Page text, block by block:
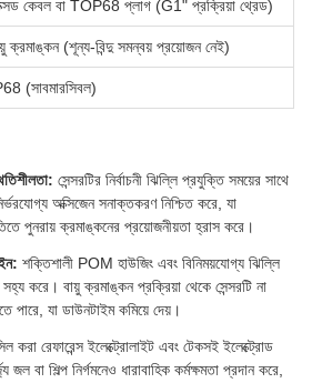
কেবল বা TOP68 প্লাগ (G1" প্রক্রিয়া থ্রেড)
ক্রমাঙ্কন (শূন্য-বিন্দু সমন্বয় প্রয়োজন নেই)
(সাবমারসিবল)
সেন্সরটির নির্বাচনী ঝিল্লি প্রযুক্তি সময়ের সাথে
অক্সিজেন সনাক্তকরণ নিশ্চিত করে, যা
পুনরায় ক্রমাঙ্কনের প্রয়োজনীয়তা হ্রাস করে।
শক্তিশালী POM হাউজিং এবং বিনিময়যোগ্য ঝিল্লি
সহ্য করে। বায়ু ক্রমাঙ্কন প্রক্রিয়া থেকে সেন্সরটি না
পারে, যা ডাউনটাইম কমিয়ে দেয়।
করা রেফারেন্স ইলেক্ট্রোলাইট এবং টেকসই ইলেক্ট্রোড
বা শিল্প নির্গমনেও ধারাবাহিক কর্মক্ষমতা প্রদান করে,